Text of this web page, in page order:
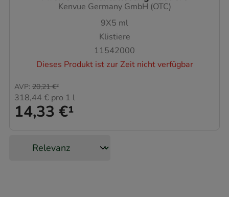
Kenvue Germany GmbH (OTC)
9X5 ml
Klistiere
11542000
Dieses Produkt ist zur Zeit nicht verfügbar
14,33 €¹
AVP: 20,21 €²
318,44 € pro 1 l